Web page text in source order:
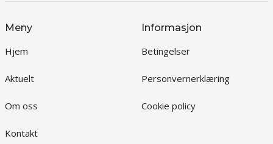
Meny
Hjem
Aktuelt
Om oss
Kontakt
Informasjon
Betingelser
Personvernerklæring
Cookie policy